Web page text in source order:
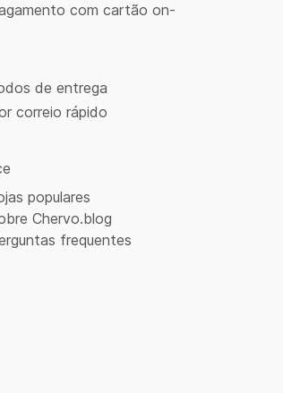
com cartão on-
de entrega
correio rápido
populares
Chervo.blog
frequentes